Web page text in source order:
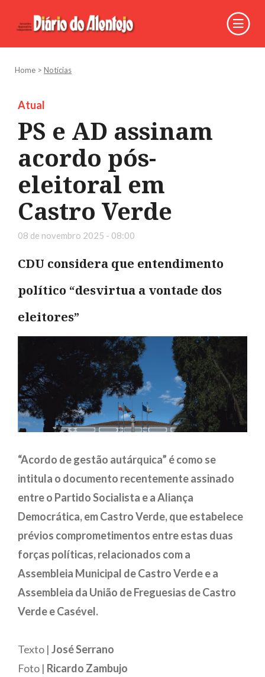
Home > Notícias
Atual
PS e AD assinam
acordo pós-
eleitoral em
Castro Verde
08 de novembro 2025 - 08:00
CDU considera que entendimento
político “desvirtua a vontade dos
eleitores”
“Acordo de gestão autárquica” é como se
intitula o documento recentemente assinado
entre o Partido Socialista e a Aliança
Democrática, em Castro Verde, que estabelece
prévios comprometimentos entre estas duas
forças políticas, relacionados com a
Assembleia Municipal de Castro Verde e a
Assembleia da União de Freguesias de Castro
Verde e Casével.
Texto | José Serrano
Foto | Ricardo Zambujo